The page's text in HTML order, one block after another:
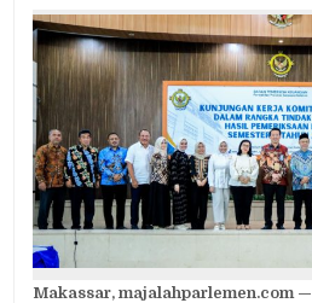
Makassar, majalahparlemen.com —